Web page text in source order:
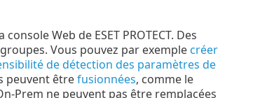
Web de ESET PROTECT. Des
Vous pouvez par exemplecréer
de détection des paramètres de
peuvent êtrefusionnées, comme le
Prem ne peuvent pas être remplacées